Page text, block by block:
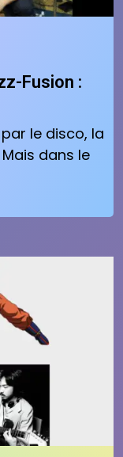
Fusion :
le disco, la
dans le